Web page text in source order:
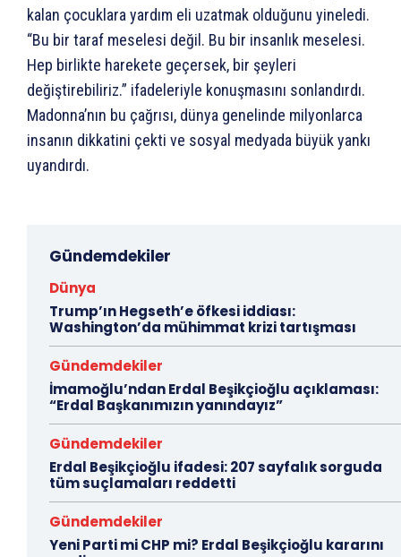
kalan çocuklara yardım eli uzatmak olduğunu yineledi.
“Bu bir taraf meselesi değil. Bu bir insanlık meselesi.
Hep birlikte harekete geçersek, bir şeyleri
değiştirebiliriz.” ifadeleriyle konuşmasını sonlandırdı.
Madonna’nın bu çağrısı, dünya genelinde milyonlarca
insanın dikkatini çekti ve sosyal medyada büyük yankı
uyandırdı.
Gündemdekiler
Dünya
Trump’ın Hegseth’e öfkesi iddiası:
Washington’da mühimmat krizi tartışması
Gündemdekiler
İmamoğlu’ndan Erdal Beşikçioğlu açıklaması:
“Erdal Başkanımızın yanındayız”
Gündemdekiler
Erdal Beşikçioğlu ifadesi: 207 sayfalık sorguda
tüm suçlamaları reddetti
Gündemdekiler
Yeni Parti mi CHP mi? Erdal Beşikçioğlu kararını